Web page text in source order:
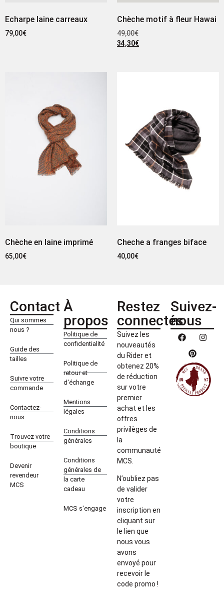
Echarpe laine carreaux
79,00€
Chèche motif à fleur Hawai
49,00€
34,30€
Chèche en laine imprimé
65,00€
Cheche a franges biface
40,00€
Contact
Qui sommes
nous ?
Guide des
tailles
Suivre votre
commande
Contactez-
nous
Trouvez votre
boutique
Devenir
revendeur
MCS
À
propos
Politique de
confidentialité
Politique de
retour et
d'échange
Mentions
légales
Conditions
générales
Conditions
générales de
la carte
cadeau
MCS s'engage
Restez
connectés
Suivez les
nouveautés
du Rider et
obtenez 20%
de réduction
sur votre
premier
achat et les
offres
privilèges de
la
communauté
MCS.
N’oubliez pas
de valider
votre
inscription en
cliquant sur
le lien que
nous vous
avons
envoyé pour
recevoir le
code promo !
Suivez-
nous